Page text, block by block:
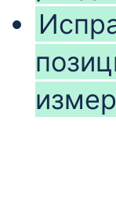
исходящих ВСД
в excel
и настройка
на рассылку